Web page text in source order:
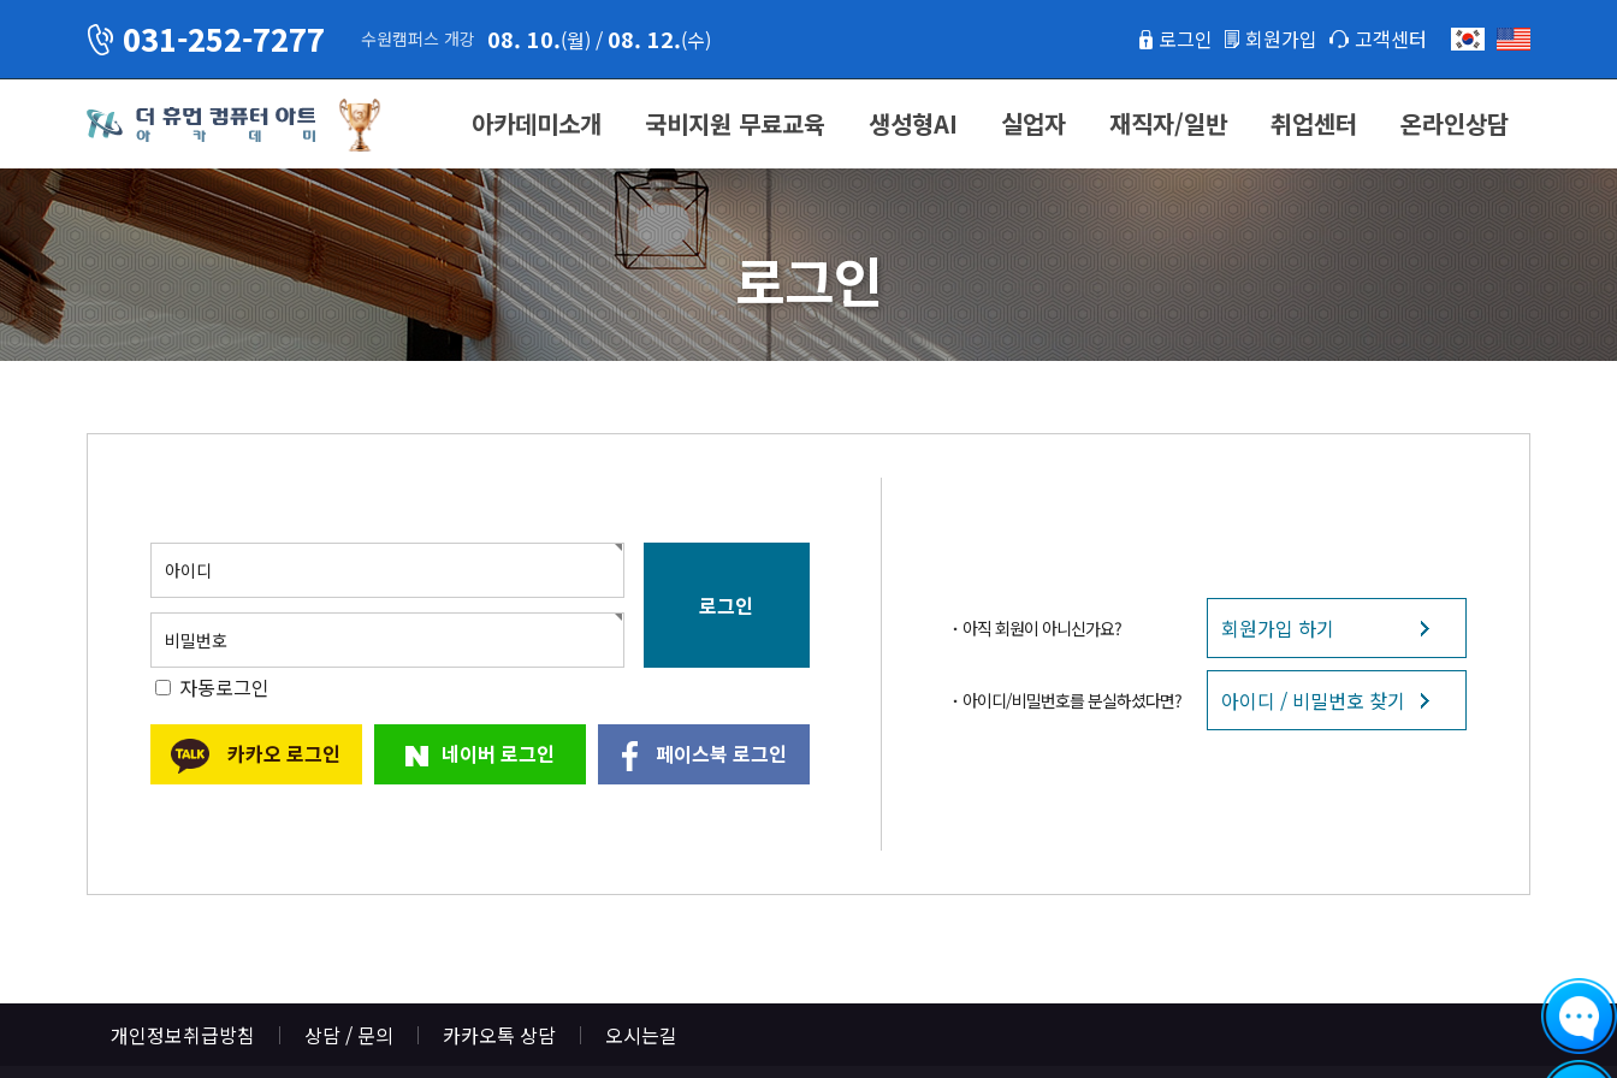
031-252-7277 수원캠퍼스 개강 08. 10.(월) / 08. 12.(수) 로그인 회원가입 고객센터
아카데미소개 국비지원 무료교육 생성형AI 실업자 재직자/일반 취업센터 온라인상담
로그인
아이디
비밀번호
자동로그인
네이버 로그인
카카오 로그인 페이스북 로그인
아직 회원이 아니신가요? 회원가입 하기
아이디/비밀번호를 분실하셨다면? 아이디 / 비밀번호 찾기
개인정보취급방침 상담 / 문의 카카오톡 상담 오시는길